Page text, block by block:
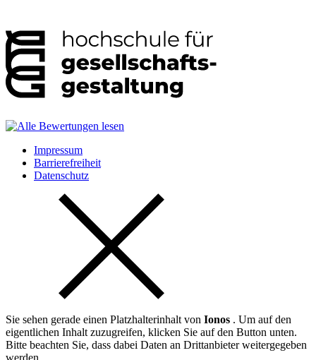
Impressum
Barrierefreiheit
Datenschutz
Sie sehen gerade einen Platzhalterinhalt von Ionos . Um auf den
eigentlichen Inhalt zuzugreifen, klicken Sie auf den Button unten.
Bitte beachten Sie, dass dabei Daten an Drittanbieter weitergegeben
werden.